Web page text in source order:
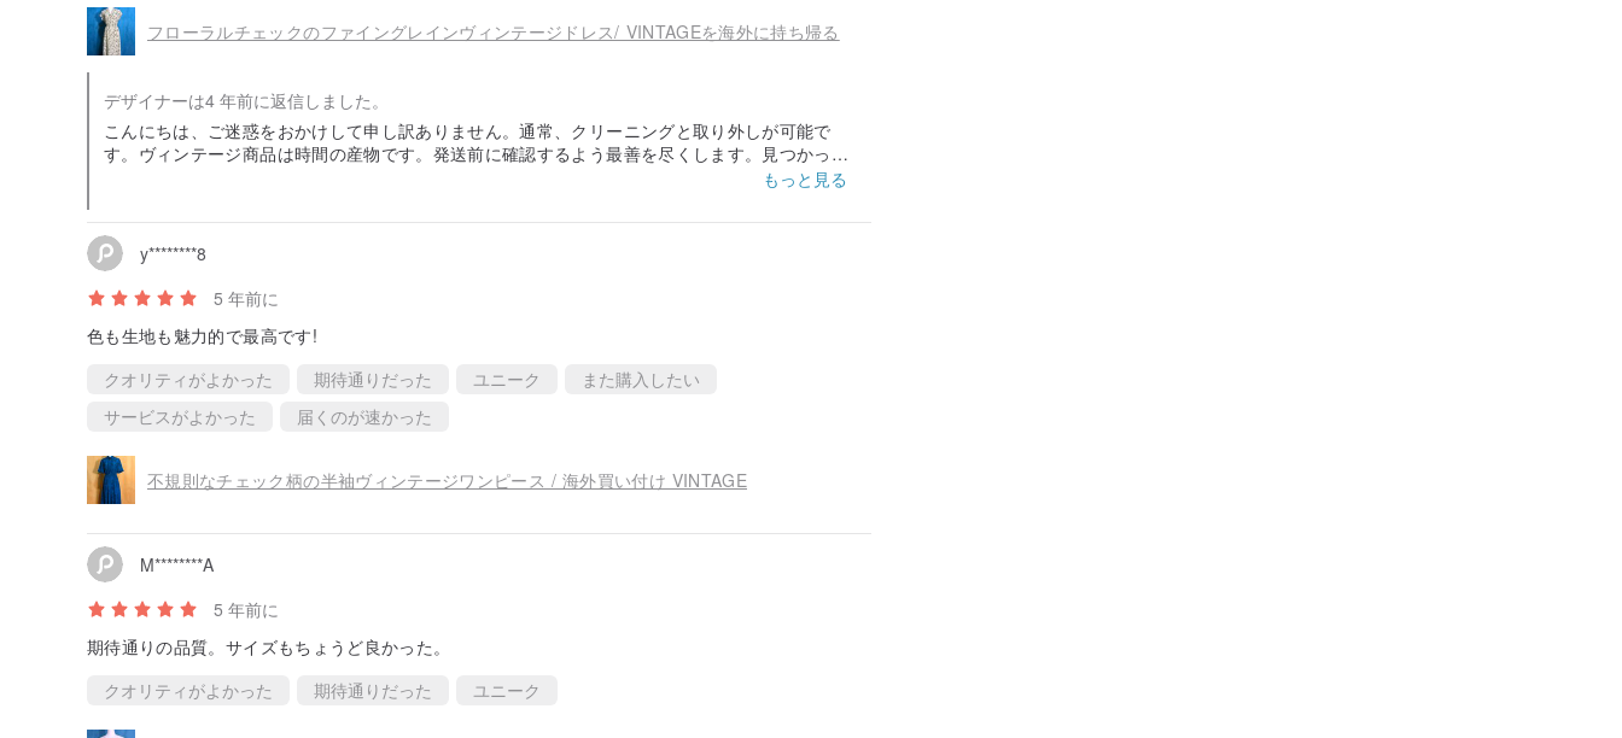
フローラルチェックのファイングレインヴィンテージドレス/ VINTAGEを海外に持ち帰る
デザイナーは4 年前に返信しました。
こんにちは、ご迷惑をおかけして申し訳ありません。通常、クリーニングと取り外しが可能で
す。ヴィンテージ商品は時間の産物です。発送前に確認するよう最善を尽くします。見つかった
場合は、イニシアチブを取ります。クリーニングについてご不明な点がございましたら、お許し
もっと見る
y********8
5 年前に
色も生地も魅力的で最高です!
クオリティがよかった
期待通りだった ユニーク
また購入したい
サービスがよかった
届くのが速かった
不規則なチェック柄の半袖ヴィンテージワンピース / 海外買い付け VINTAGE
M********A
5 年前に
期待通りの品質。サイズもちょうど良かった。
クオリティがよかった
期待通りだった ユニーク